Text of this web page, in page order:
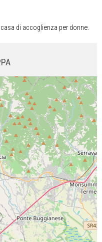
di accoglienza per donne.